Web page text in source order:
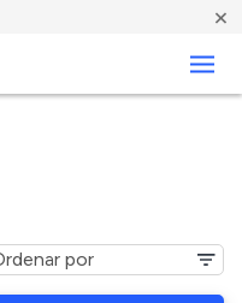
×